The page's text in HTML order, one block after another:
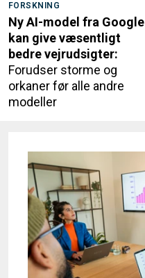
FORSKNING
Ny AI-model fra Google
kan give væsentligt
bedre vejrudsigter:
Forudser storme og
orkaner før alle andre
modeller